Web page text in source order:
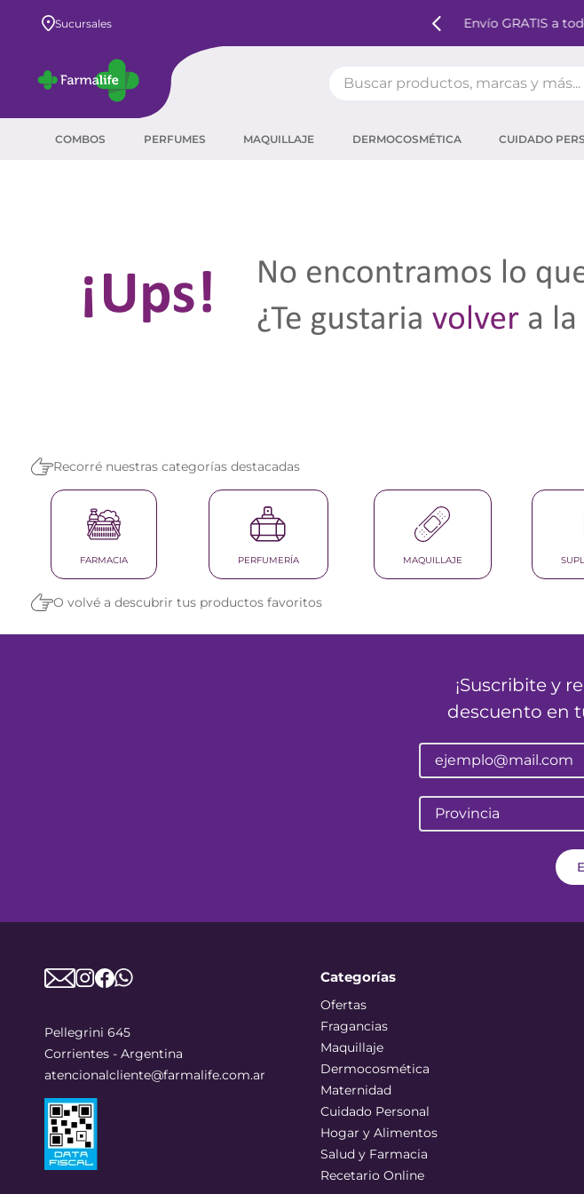
Sucursales Envío GRATIS a
COMBOS PERFUMES MAQUILLAJE DERMOCOSMÉTICA CUIDADO
Recorré nuestras categorías destacadas
FARMACIA PERFUMERÍA MAQUILLAJE
O volvé a descubrir tus productos favoritos
¡Suscribite y
descuento en
Provincia
Pellegrini 645
Corrientes - Argentina
atencionalcliente@farmalife.com.ar
Categorías
Ofertas
Fragancias
Maquillaje
Dermocosmética
Maternidad
Cuidado Personal
Hogar y Alimentos
Salud y Farmacia
Recetario Online
proteina
agua micelar